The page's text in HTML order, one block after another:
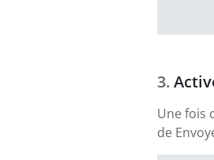
Une fois
de